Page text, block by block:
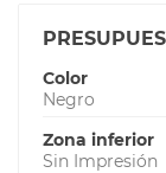
Color
Negro
Zona inferior
Sin Impresión